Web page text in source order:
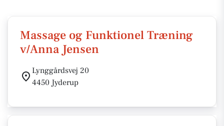
Massage og Funktionel Træning
v/Anna Jensen
Lynggårdsvej 20
4450 Jyderup